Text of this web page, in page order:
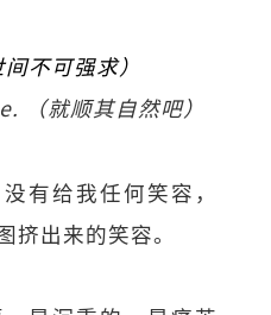
不可强求）
就顺其自然吧）
有给我任何笑容，
挤出来的笑容。